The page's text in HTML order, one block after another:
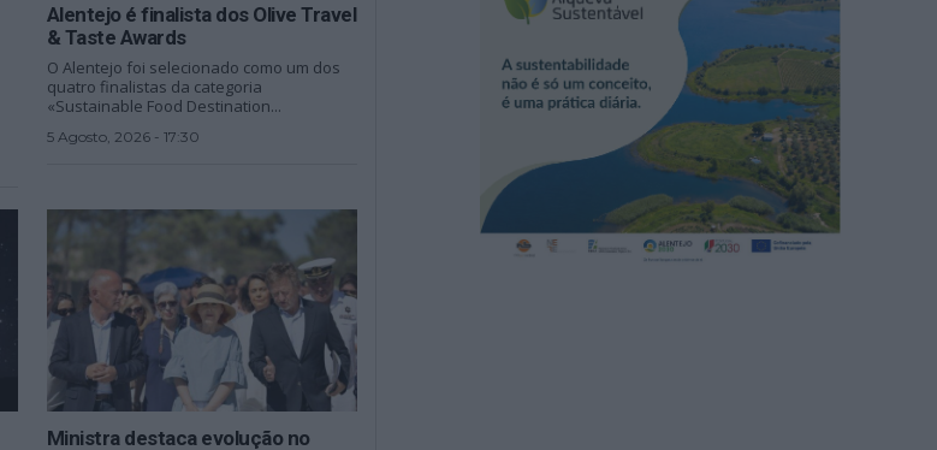
Alentejo é finalista dos Olive Travel
& Taste Awards
O Alentejo foi selecionado como um dos
quatro finalistas da categoria
«Sustainable Food Destination...
5 Agosto, 2026 - 17:30
Ministra destaca evolução no